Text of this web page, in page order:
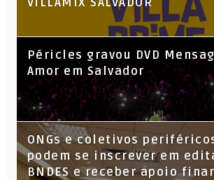
Péricles gravou DVD
Amor em Salvador
ONGs e coletivos
podem se inscrever em
BNDES e receber apoio